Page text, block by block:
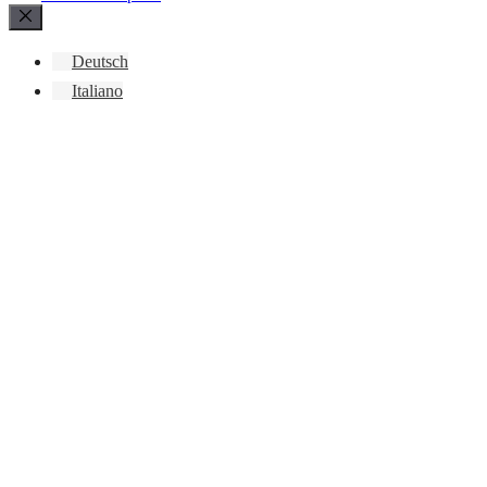
Chiudi
Deutsch
Italiano